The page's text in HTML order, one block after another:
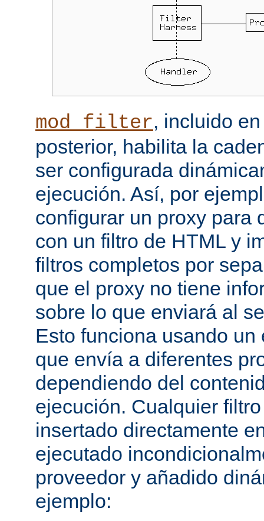
mod_filter, incluido
posterior, habilita la
ser configurada
ejecución. Así, por
configurar un proxy para
con un filtro de HTML y
filtros completos por
que el proxy no tiene
sobre lo que enviará al
Esto funciona usando un
que envía a diferentes
dependiendo del
ejecución. Cualquier
insertado directamente
ejecutado
proveedor y añadido
ejemplo: